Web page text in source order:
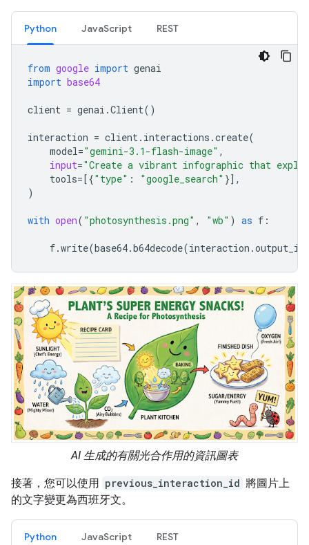
Python JavaScript REST
from google import genai
import base64
client = genai .Client()
interaction = client. interactions .create(
model="gemini-3.1-flash-image" ,
input="Create a vibrant infographic that
tools=[{"type" : "google_search" }],
)
with open( "photosynthesis.png" , "wb" ) as f :
f.write(base64.b64decode(interaction .
AI 生成的有關光合作用的資訊圖表
接著，您可以使用 previous_interaction_id 將圖片上
的文字變更為西班牙文。
Python JavaScript REST